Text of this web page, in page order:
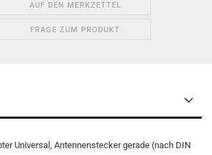
AUF DEN MERKZETTEL
FRAGE ZUM PRODUKT
Universal, Antennenstecker gerade (nach DIN